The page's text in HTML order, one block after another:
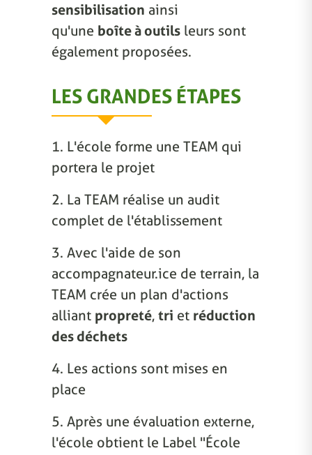
sensibilisation ainsi
qu'une boîte à outils leurs sont
également proposées.
LES GRANDES ÉTAPES
1. L'école forme une TEAM qui
portera le projet
2. La TEAM réalise un audit
complet de l'établissement
3. Avec l'aide de son
accompagnateur.ice de terrain, la
TEAM crée un plan d'actions
alliant propreté, tri et réduction
des déchets
4. Les actions sont mises en
place
5. Après une évaluation externe,
l'école obtient le Label "École